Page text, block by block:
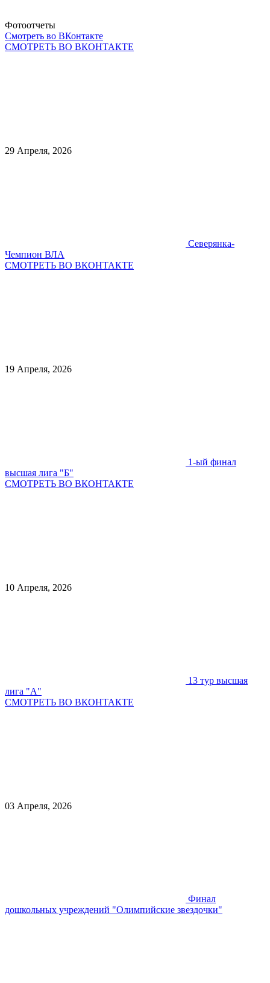
Фотоотчеты
Смотреть во ВКонтакте
СМОТРЕТЬ ВО ВКОНТАКТЕ
29 Апреля, 2026
Северянка-
Чемпион ВЛА
СМОТРЕТЬ ВО ВКОНТАКТЕ
19 Апреля, 2026
1-ый финал
высшая лига "Б"
СМОТРЕТЬ ВО ВКОНТАКТЕ
10 Апреля, 2026
13 тур высшая
лига "А"
СМОТРЕТЬ ВО ВКОНТАКТЕ
03 Апреля, 2026
Финал
дошкольных учреждений "Олимпийские звездочки"